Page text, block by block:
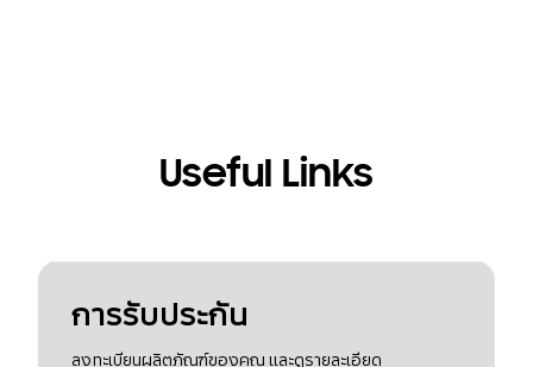
Useful Links
การรับประกัน
ลงทะเบียนผลิตภัณฑ์ของคุณ และดูรายละเอียด